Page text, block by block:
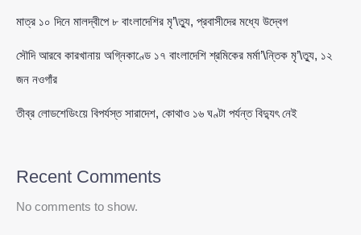
মাত্র ১০ দিনে মালদ্বীপে ৮ বাংলাদেশির মৃ’\ত্যু, প্রবাসীদের মধ্যে উদ্বেগ
সৌদি আরবে কারখানায় অগ্নিকাণ্ডে ১৭ বাংলাদেশি শ্রমিকের মর্মা’\ন্তিক মৃ’\ত্যু, ১২
জন নওগাঁর
তীব্র লোডশেডিংয়ে বিপর্যস্ত সারাদেশ, কোথাও ১৬ ঘণ্টা পর্যন্ত বিদ্যুৎ নেই
Recent Comments
No comments to show.